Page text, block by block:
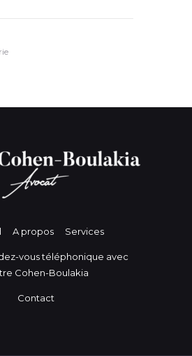
A propos Services
vous téléphonique avec
Cohen-Boulakia
Contact